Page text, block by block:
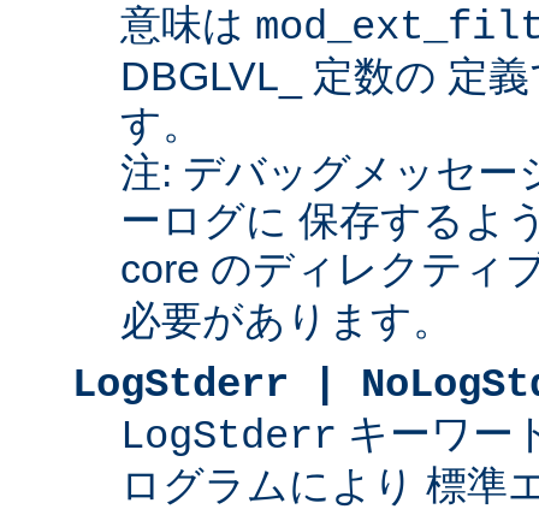
意味は
DBGLVL_ 定数の 定
す。
注: デバッグメッセー
ーログに 保存するよ
core のディレクティ
必要があります。
LogStderr |
LogStderr キーワー
ログラムにより 標準